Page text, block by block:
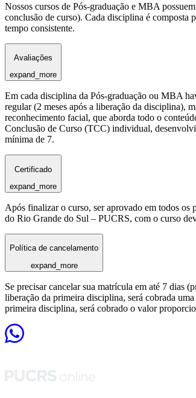
Nossos cursos de Pós-graduação e MBA
conclusão de curso). Cada disciplina é composta
tempo consistente.
Avaliações
expand_more
Em cada disciplina da Pós-graduação ou MBA
regular (2 meses após a liberação da disciplina),
reconhecimento facial, que aborda todo o
Conclusão de Curso (TCC) individual,
mínima de 7.
Certificado
expand_more
Após finalizar o curso, ser aprovado em todos
do Rio Grande do Sul – PUCRS, com o curso
Política de cancelamento
expand_more
Se precisar cancelar sua matrícula em até 7 dias
liberação da primeira disciplina, será cobrada
primeira disciplina, será cobrado o valor